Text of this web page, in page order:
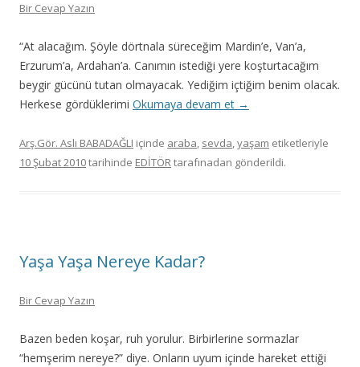
Bir Cevap Yazın
“At alacağım. Şöyle dörtnala süreceğim Mardin’e, Van’a,
Erzurum’a, Ardahan’a. Canımın istediği yere koşturtacağım
beygir gücünü tutan olmayacak. Yediğim içtiğim benim olacak.
Herkese gördüklerimi Okumaya devam et →
Arş.Gör. Aslı BABADAĞLI içinde araba, sevda,yaşam etiketleriyle
10 Şubat 2010tarihinde EDİTÖRtarafınadan gönderildi.
Yaşa Yaşa Nereye Kadar?
Bir Cevap Yazın
Bazen beden koşar, ruh yorulur. Birbirlerine sormazlar
“hemşerim nereye?” diye. Onların uyum içinde hareket ettiği